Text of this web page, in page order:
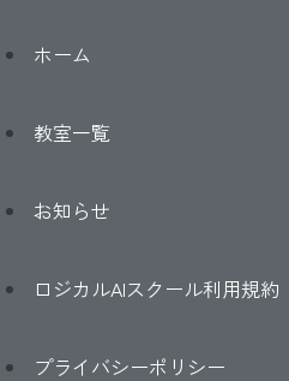
ホーム
教室一覧
お知らせ
ロジカルAIスクール利用規約
プライバシーポリシー